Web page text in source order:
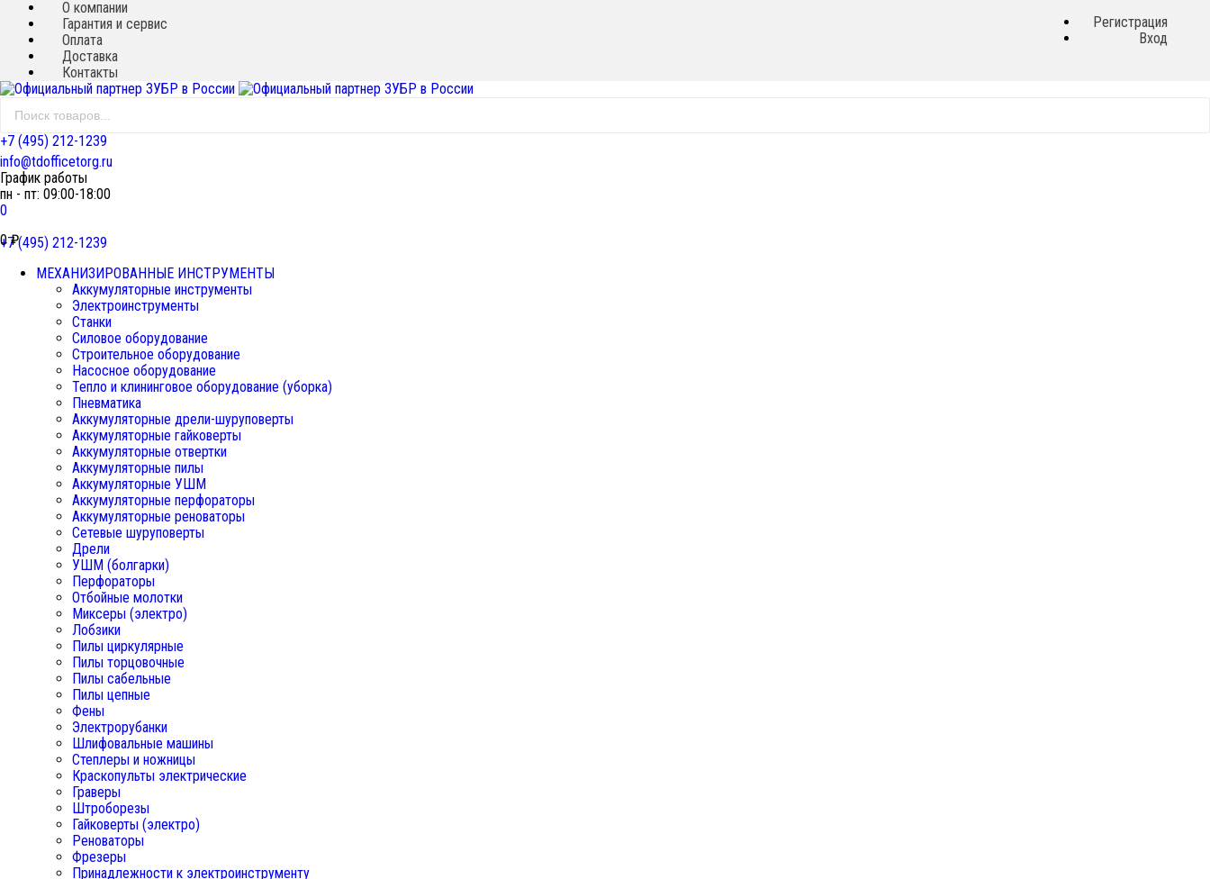
О компании
Гарантия и сервис
Оплата
Доставка
Контакты
Регистрация
Вход
+7 (495) 212-1239
info@tdofficetorg.ru
График работы
пн - пт: 09:00-18:00
0
0₽
+7 (495) 212-1239
МЕХАНИЗИРОВАННЫЕ ИНСТРУМЕНТЫ
Аккумуляторные инструменты
Электроинструменты
Станки
Силовое оборудование
Строительное оборудование
Насосное оборудование
Тепло и клининговое оборудование (уборка)
Пневматика
Аккумуляторные дрели-шуруповерты
Аккумуляторные гайковерты
Аккумуляторные отвертки
Аккумуляторные пилы
Аккумуляторные УШМ
Аккумуляторные перфораторы
Аккумуляторные реноваторы
Сетевые шуруповерты
Дрели
УШМ (болгарки)
Перфораторы
Отбойные молотки
Миксеры (электро)
Лобзики
Пилы циркулярные
Пилы торцовочные
Пилы сабельные
Пилы цепные
Фены
Электрорубанки
Шлифовальные машины
Степлеры и ножницы
Краскопульты электрические
Граверы
Штроборезы
Гайковерты (электро)
Реноваторы
Фрезеры
Принадлежности к электроинструменту